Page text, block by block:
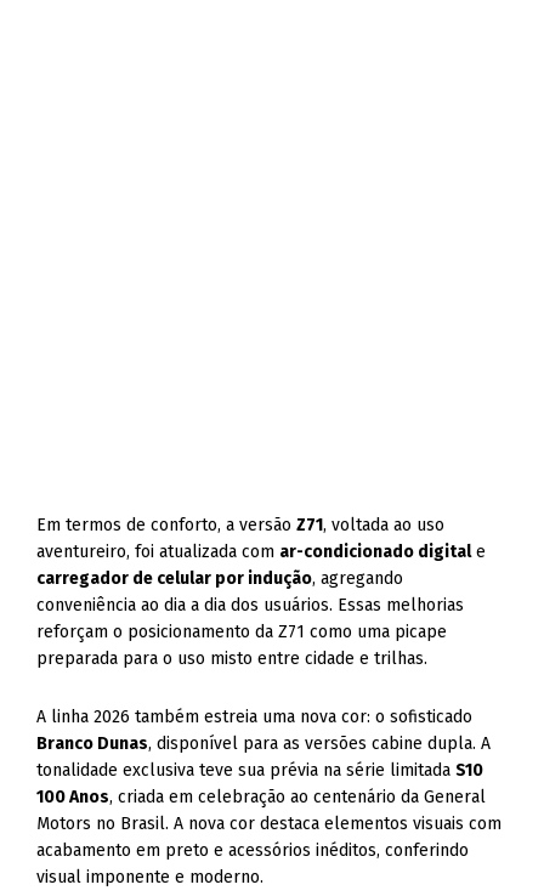
Em termos de conforto, a versãoZ71, voltada ao uso
aventureiro, foi atualizada com ar-condicionado digitale
carregador de celular por indução, agregando
conveniência ao dia a dia dos usuários. Essas melhorias
reforçam o posicionamento da Z71 como uma picape
preparada para o uso misto entre cidade e trilhas.
A linha 2026 também estreia uma nova cor: o sofisticado
Branco Dunas, disponível para as versões cabine dupla. A
tonalidade exclusiva teve sua prévia na série limitadaS10
100 Anos, criada em celebração ao centenário da General
Motors no Brasil. A nova cor destaca elementos visuais com
acabamento em preto e acessórios inéditos, conferindo
visual imponente e moderno.